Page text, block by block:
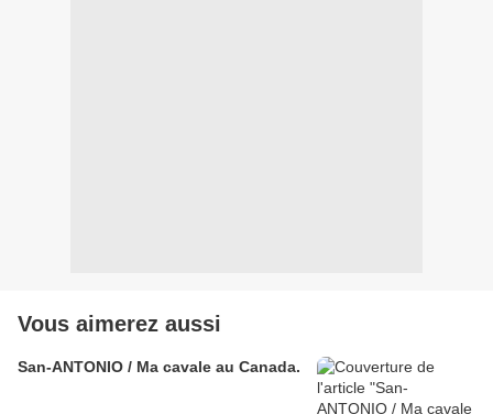
Vous aimerez aussi
San-ANTONIO / Ma cavale au Canada.